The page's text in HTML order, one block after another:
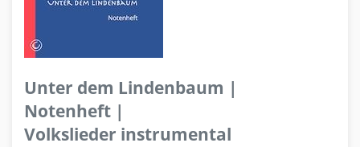
Unter dem Lindenbaum |
Notenheft |
Volkslieder instrumental